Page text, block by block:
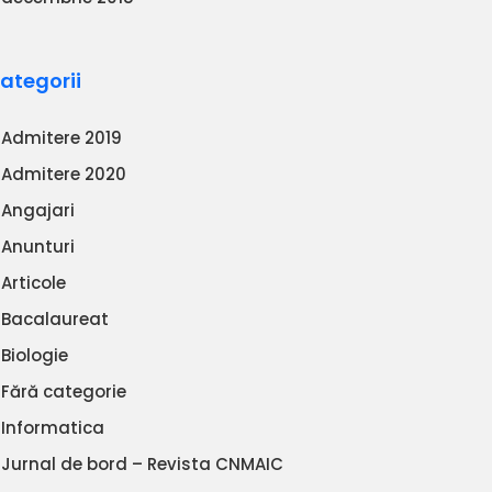
Admitere 2019
Admitere 2020
Angajari
Anunturi
Articole
Bacalaureat
Biologie
Fără categorie
Informatica
Jurnal de bord – Revista CNMAIC